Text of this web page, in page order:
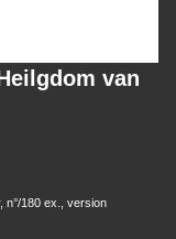
van
n°/180 ex., version